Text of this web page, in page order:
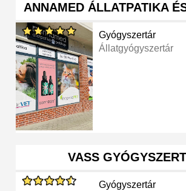
ANNAMED ÁLLATPATIKA
Gyógyszertár
Állatgyógyszertár
VASS
Gyógyszertár